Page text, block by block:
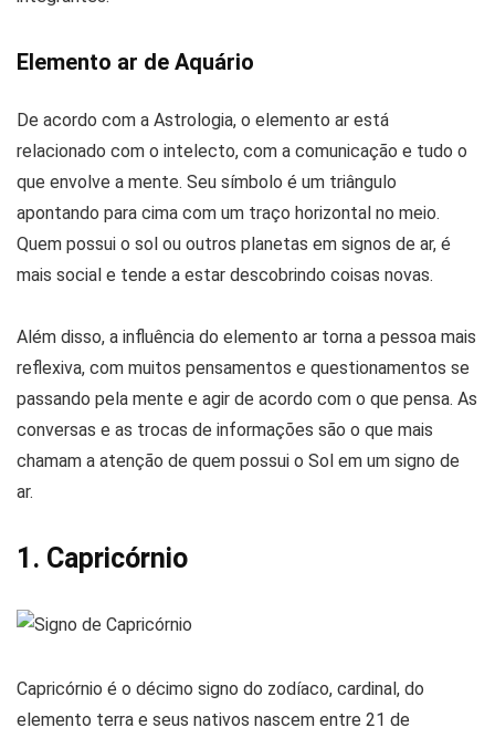
Elemento ar de Aquário
De acordo com a Astrologia, o elemento ar está
relacionado com o intelecto, com a comunicação e tudo o
que envolve a mente. Seu símbolo é um triângulo
apontando para cima com um traço horizontal no meio.
Quem possui o sol ou outros planetas em signos de ar, é
mais social e tende a estar descobrindo coisas novas.
Além disso, a influência do elemento ar torna a pessoa mais
reflexiva, com muitos pensamentos e questionamentos se
passando pela mente e agir de acordo com o que pensa. As
conversas e as trocas de informações são o que mais
chamam a atenção de quem possui o Sol em um signo de
ar.
1. Capricórnio
Capricórnio é o décimo signo do zodíaco, cardinal, do
elemento terra e seus nativos nascem entre 21 de